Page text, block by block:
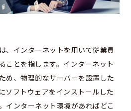
、インターネットを用いて従業員
ことを指します。インターネット
め、物理的なサーバーを設置した
ソフトウェアをインストールした
インターネット環境があればどこ